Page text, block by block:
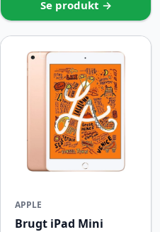
Se produkt →
APPLE
Brugt iPad Mini